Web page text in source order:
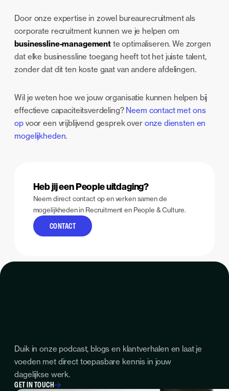
Door onze expertise in zowel bureaurecruitment als
corporate recruitment kunnen we je helpen om
businessline-managementte optimaliseren. We zorgen
dat elke businessline toegang heeft tot het juiste talent,
zonder dat dit ten koste gaat van andere afdelingen.
Wil je weten hoe we jouw organisatie kunnen helpen bij
effectieve capaciteitsverdeling? Neem contact met ons
op voor een vrijblijvend gesprek over onze diensten en
mogelijkheden.
Heb jij een People uitdaging?
Neem direct contact op en verken samen de
mogelijkheden in Recruitment en People & Culture.
CONTACT
Duik in onze podcast, blogs en klantverhalen en laat je
voeden met direct toepasbare kennis in jouw
dagelijkse werk.
GET IN TOUCH